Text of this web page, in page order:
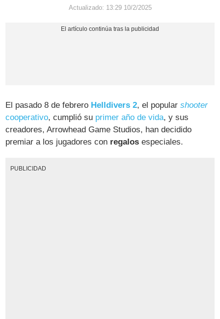
Actualizado: 13:29 10/2/2025
El pasado 8 de febrero Helldivers 2, el popularshooter
cooperativo, cumplió su primer año de vida, y sus
creadores, Arrowhead Game Studios, han decidido
premiar a los jugadores con regalos especiales.
PUBLICIDAD